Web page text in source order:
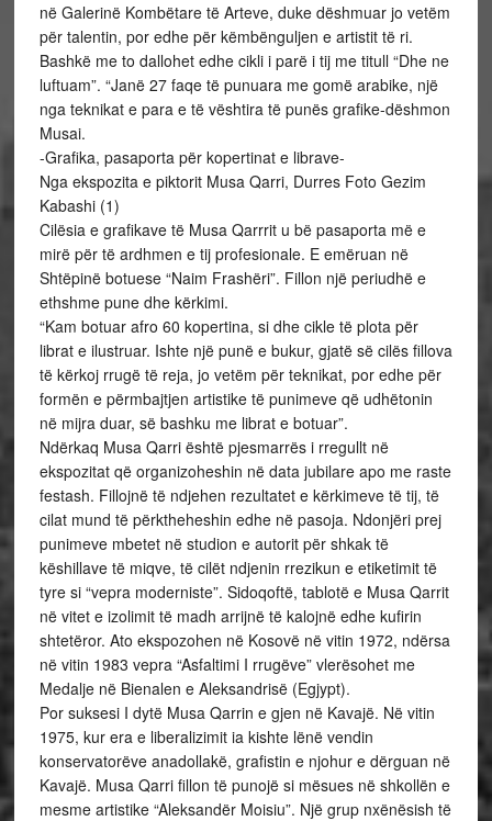
në Galerinë Kombëtare të Arteve, duke dëshmuar jo vetëm
për talentin, por edhe për këmbënguljen e artistit të ri.
Bashkë me to dallohet edhe cikli i parë i tij me titull “Dhe ne
luftuam”. “Janë 27 faqe të punuara me gomë arabike, një
nga teknikat e para e të vështira të punës grafike-dëshmon
Musai.
-Grafika, pasaporta për kopertinat e librave-
Nga ekspozita e piktorit Musa Qarri, Durres Foto Gezim
Kabashi (1)
Cilësia e grafikave të Musa Qarrrit u bë pasaporta më e
mirë për të ardhmen e tij profesionale. E emëruan në
Shtëpinë botuese “Naim Frashëri”. Fillon një periudhë e
ethshme pune dhe kërkimi.
“Kam botuar afro 60 kopertina, si dhe cikle të plota për
librat e ilustruar. Ishte një punë e bukur, gjatë së cilës fillova
të kërkoj rrugë të reja, jo vetëm për teknikat, por edhe për
formën e përmbajtjen artistike të punimeve që udhëtonin
në mijra duar, së bashku me librat e botuar”.
Ndërkaq Musa Qarri është pjesmarrës i rregullt në
ekspozitat që organizoheshin në data jubilare apo me raste
festash. Fillojnë të ndjehen rezultatet e kërkimeve të tij, të
cilat mund të përktheheshin edhe në pasoja. Ndonjëri prej
punimeve mbetet në studion e autorit për shkak të
këshillave të miqve, të cilët ndjenin rrezikun e etiketimit të
tyre si “vepra moderniste”. Sidoqoftë, tablotë e Musa Qarrit
në vitet e izolimit të madh arrijnë të kalojnë edhe kufirin
shtetëror. Ato ekspozohen në Kosovë në vitin 1972, ndërsa
në vitin 1983 vepra “Asfaltimi I rrugëve” vlerësohet me
Medalje në Bienalen e Aleksandrisë (Egjypt).
Por suksesi I dytë Musa Qarrin e gjen në Kavajë. Në vitin
1975, kur era e liberalizimit ia kishte lënë vendin
konservatorëve anadollakë, grafistin e njohur e dërguan në
Kavajë. Musa Qarri fillon të punojë si mësues në shkollën e
mesme artistike “Aleksandër Moisiu”. Një grup nxënësish të